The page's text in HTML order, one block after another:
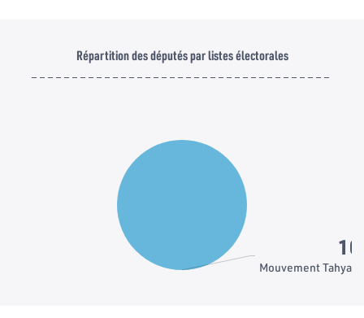
Répartition des députés par listes électorales
Mouvement Tahya